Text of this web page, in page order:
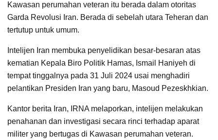
Kawasan perumahan veteran itu berada dalam otoritas
Garda Revolusi Iran. Berada di sebelah utara Teheran dan
tertutup untuk umum.
Intelijen Iran membuka penyelidikan besar-besaran atas
kematian Kepala Biro Politik Hamas, Ismail Haniyeh di
tempat tinggalnya pada 31 Juli 2024 usai menghadiri
pelantikan Presiden Iran yang baru, Masoud Pezeskhkian.
Kantor berita Iran, IRNA melaporkan, intelijen melakukan
penahanan dan investigasi secara rinci terhadap aparat
militer yang bertugas di Kawasan perumahan veteran.